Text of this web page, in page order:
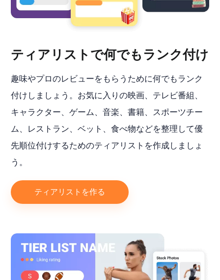
ティアリストで何でもランク付け
趣味やプロのレビューをもらうために何でもランク
付けしましょう。お気に入りの映画、テレビ番組、
キャラクター、ゲーム、音楽、書籍、スポーツチー
ム、レストラン、ベット、食べ物などを整理して優
先順位付けするためのティアリストを作成しましょ
う。
ティアリストを作る